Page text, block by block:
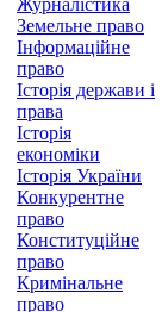
Журналістика
Земельне право
Інформаційне
право
Історія держави і
права
Історія
економіки
Історія України
Конкурентне
право
Конституційне
право
Кримінальне
право